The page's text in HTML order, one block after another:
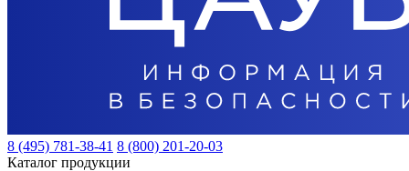
8 (495) 781-38-41 8 (800) 201-20-03
Каталог продукции